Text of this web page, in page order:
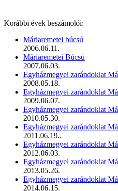
Korábbi évek beszámolói:
Máriaremetei búcsú
2006.06.11.
Máriaremetei Búcsú
2007.06.03.
Egyházmegyei zarándoklat
2008.05.18.
Egyházmegyei zarándoklat
2009.06.07.
Egyházmegyei zarándoklat
2010.05.30.
Egyházmegyei zarándoklat
2011.06.19..
Egyházmegyei zarándoklat
2012.06.03.
Egyházmegyei zarándoklat
2013.05.26.
Egyházmegyei zarándoklat
2014.06.15.